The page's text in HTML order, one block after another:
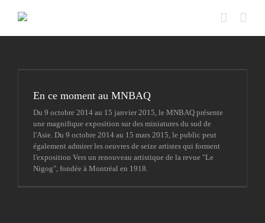
En ce moment au MNBAQ
Du 9 octobre 2014 au 15 janvier 2015, le MNBAQ présente
une magnifique exposition sur des miniatures du sud de
l'Asie. Du 9 octobre 2014 au 15 mars 2015, le public peut
également admirer les oeuvres de seize artistes qui forment
l'exposition Vers un renouveau artistique de la revue "Le
Nigog", fondée à Montréal en 1918.